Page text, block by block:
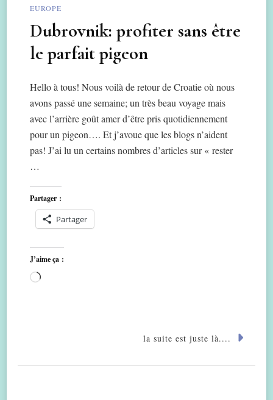
EUROPE
Dubrovnik: profiter sans être
le parfait pigeon
Hello à tous! Nous voilà de retour de Croatie où nous
avons passé une semaine; un très beau voyage mais
avec l’arrière goût amer d’être pris quotidiennement
pour un pigeon…. Et j’avoue que les blogs n’aident
pas! J’ai lu un certains nombres d’articles sur « rester
…
Partager :
Partager
J’aime ça :
Chargement…
la suite est juste là....